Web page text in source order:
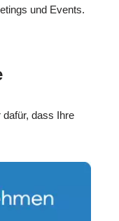
und Events.
dass Ihre